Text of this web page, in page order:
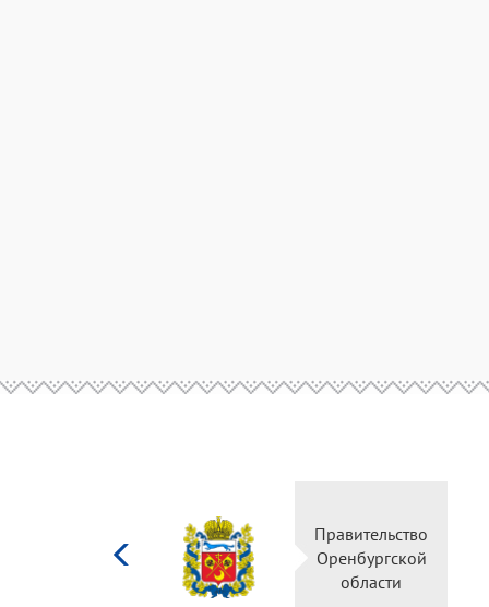
культуры
Российской
Правительство
Оренбургской
области